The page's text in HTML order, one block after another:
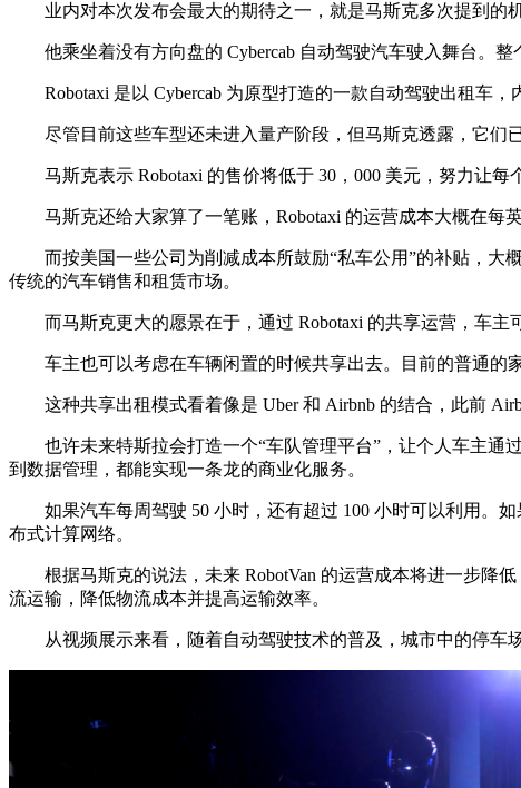
业内对本次发布会最大的期待之一，就是马斯克多次提到的
他乘坐着没有方向盘的 Cybercab 自动驾驶汽车驶入舞台。整
Robotaxi 是以 Cybercab 为原型打造的一款自动驾驶出租车，
尽管目前这些车型还未进入量产阶段，但马斯克透露，它们
马斯克表示 Robotaxi 的售价将低于 30，000 美元，努力让每
马斯克还给大家算了一笔账，Robotaxi 的运营成本大概在每英
而按美国一些公司为削减成本所鼓励“私车公用”的补贴，大概
传统的汽车销售和租赁市场。
而马斯克更大的愿景在于，通过 Robotaxi 的共享运营，车主
车主也可以考虑在车辆闲置的时候共享出去。目前的普通的家
这种共享出租模式看着像是 Uber 和 Airbnb 的结合，此前
也许未来特斯拉会打造一个“车队管理平台”，让个人车主通过
到数据管理，都能实现一条龙的商业化服务。
如果汽车每周驾驶 50 小时，还有超过 100 小时可以利用。如
布式计算网络。
根据马斯克的说法，未来 RobotVan 的运营成本将进一步降低
流运输，降低物流成本并提高运输效率。
从视频展示来看，随着自动驾驶技术的普及，城市中的停车